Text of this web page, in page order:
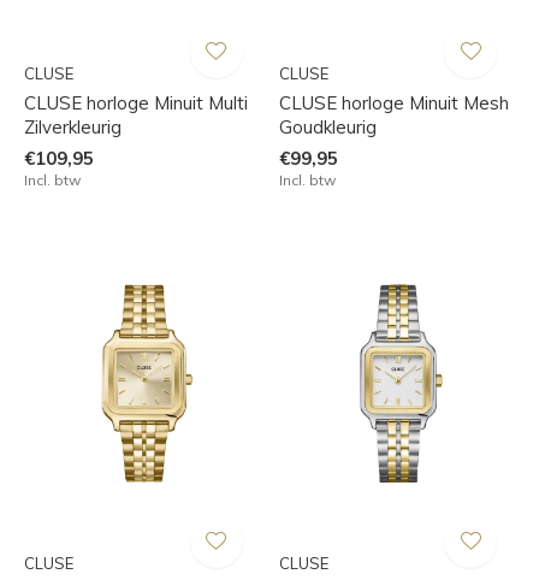
CLUSE
CLUSE horloge Minuit Multi
Zilverkleurig
€109,95
Incl. btw
CLUSE
CLUSE horloge Minuit Mesh
Goudkleurig
€99,95
Incl. btw
CLUSE CLUSE